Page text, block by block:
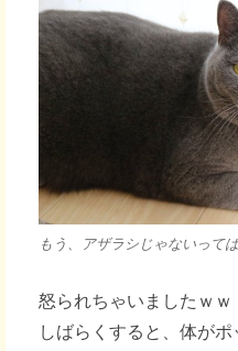
もう、アザラシじゃないって
怒られちゃいましたｗｗ
しばらくすると、体が